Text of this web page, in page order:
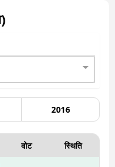
)
2016
वोट स्थिति